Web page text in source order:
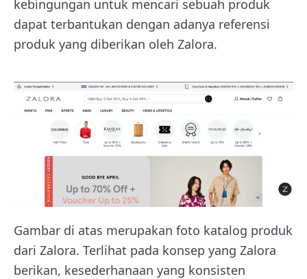
kebingungan untuk mencari sebuah produk
dapat terbantukan dengan adanya referensi
produk yang diberikan oleh Zalora.
Gambar di atas merupakan foto katalog produk
dari Zalora. Terlihat pada konsep yang Zalora
berikan, kesederhanaan yang konsisten